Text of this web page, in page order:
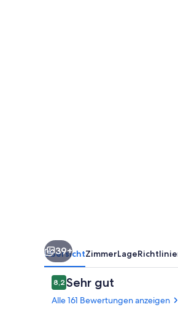
39+
ÜbersichtZimmerLage
Bewertungen
8,28,2 von 10.
Sehr gut
Alle 161 Bewertungen anzeigen